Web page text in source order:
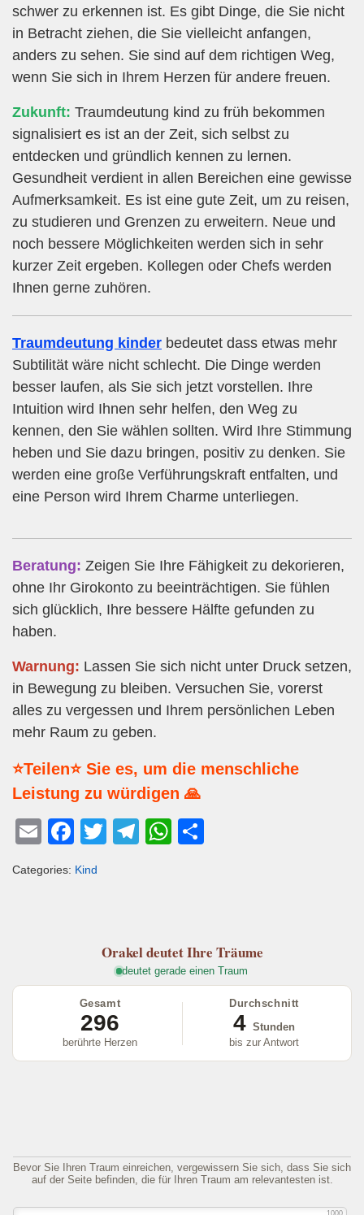
schwer zu erkennen ist. Es gibt Dinge, die Sie nicht
in Betracht ziehen, die Sie vielleicht anfangen,
anders zu sehen. Sie sind auf dem richtigen Weg,
wenn Sie sich in Ihrem Herzen für andere freuen.
Zukunft: Traumdeutung kind zu früh bekommen
signalisiert es ist an der Zeit, sich selbst zu
entdecken und gründlich kennen zu lernen.
Gesundheit verdient in allen Bereichen eine gewisse
Aufmerksamkeit. Es ist eine gute Zeit, um zu reisen,
zu studieren und Grenzen zu erweitern. Neue und
noch bessere Möglichkeiten werden sich in sehr
kurzer Zeit ergeben. Kollegen oder Chefs werden
Ihnen gerne zuhören.
Traumdeutung kinder bedeutet dass etwas mehr
Subtilität wäre nicht schlecht. Die Dinge werden
besser laufen, als Sie sich jetzt vorstellen. Ihre
Intuition wird Ihnen sehr helfen, den Weg zu
kennen, den Sie wählen sollten. Wird Ihre Stimmung
heben und Sie dazu bringen, positiv zu denken. Sie
werden eine große Verführungskraft entfalten, und
eine Person wird Ihrem Charme unterliegen.
Beratung: Zeigen Sie Ihre Fähigkeit zu dekorieren,
ohne Ihr Girokonto zu beeinträchtigen. Sie fühlen
sich glücklich, Ihre bessere Hälfte gefunden zu
haben.
Warnung: Lassen Sie sich nicht unter Druck setzen,
in Bewegung zu bleiben. Versuchen Sie, vorerst
alles zu vergessen und Ihrem persönlichen Leben
mehr Raum zu geben.
⭐Teilen⭐ Sie es, um die menschliche
Leistung zu würdigen 🙏
E
ail
F
c
o
k
T
T
m
W
p
p
Categories: Kind
Orakeldeutet Ihre Träume
deutet gerade einen Traum
Gesamt
296
berührte Herzen
Durchschnitt
4 Stunden
bis zur Antwort
Bevor Sie Ihren Traum einreichen, vergewissern Sie sich, dass Sie sich
auf der Seite befinden, die für Ihren Traum am relevantesten ist.